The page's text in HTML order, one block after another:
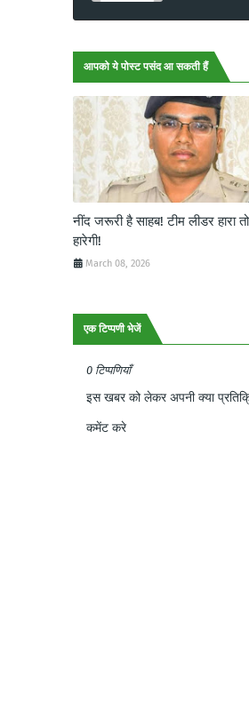
आपको ये पोस्ट पसंद आ सकती हैं
नींद जरूरी है साहब! टीम लीडर हारा
हारेगी!
March 08, 2026
एक टिप्पणी भेजें
0 टिप्पणियाँ
इस खबर को लेकर अपनी क्या
कमेंट करे